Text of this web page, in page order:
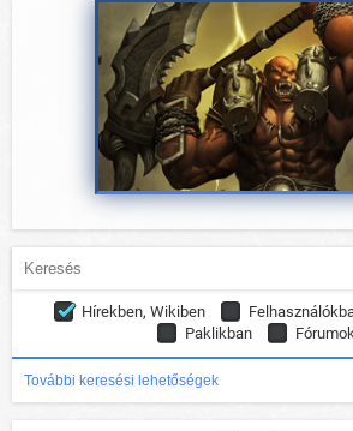
Hírekben, Wikiben
Paklikban
További keresési lehetőségek